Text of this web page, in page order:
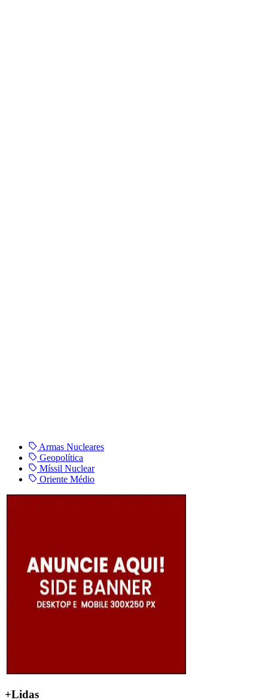
Armas Nucleares
Geopolítica
Míssil Nuclear
Oriente Médio
+Lidas